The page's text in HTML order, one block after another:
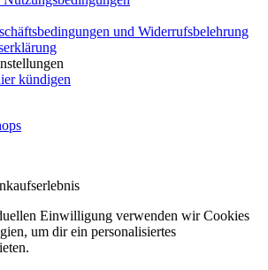
und Widerrufsbelehrung
kündigen
Einwilligung verwenden wir Cookies
um dir ein personalisiertes